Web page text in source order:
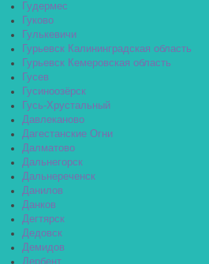
Гудермес
Гуково
Гулькевичи
Гурьевск Калининградская область
Гурьевск Кемеровская область
Гусев
Гусиноозёрск
Гусь-Хрустальный
Давлеканово
Дагестанские Огни
Далматово
Дальнегорск
Дальнереченск
Данилов
Данков
Дегтярск
Дедовск
Демидов
Дербент